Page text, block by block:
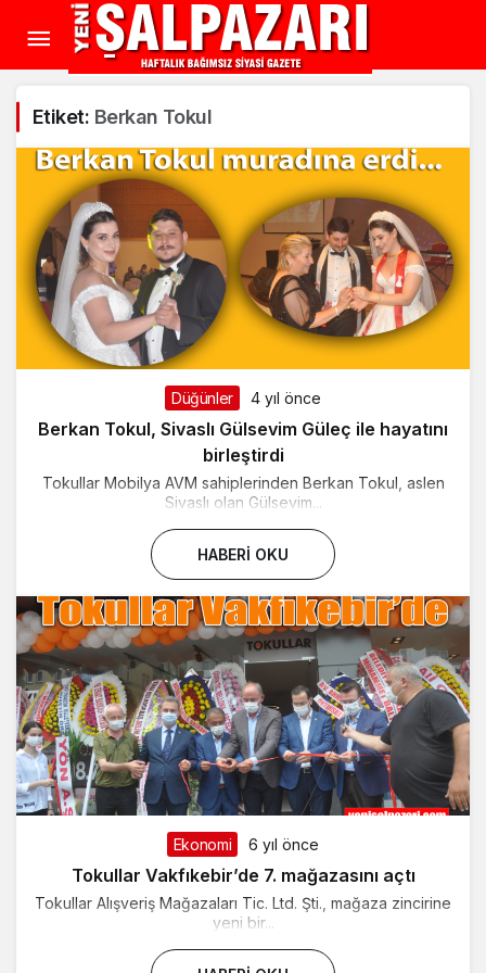
Etiket: Berkan Tokul
Düğünler 4 yıl önce
Berkan Tokul, Sivaslı Gülsevim Güleç ile hayatını
birleştirdi
Tokullar Mobilya AVM sahiplerinden Berkan Tokul, aslen
Sivaslı olan Gülsevim...
HABERI OKU
Ekonomi 6 yıl önce
Tokullar Vakfıkebir’de 7. mağazasını açtı
Tokullar Alışveriş Mağazaları Tic. Ltd. Şti., mağaza zincirine
yeni bir...